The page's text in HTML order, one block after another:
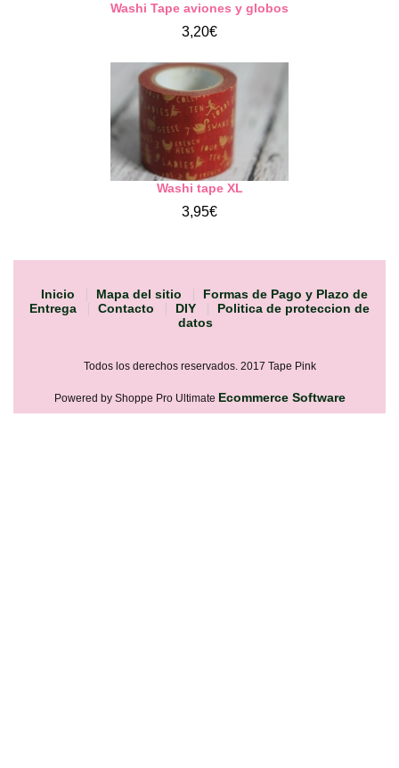
Washi Tape aviones y globos
3,20€
Washi tape XL
3,95€
Inicio Mapa del sitio
Formas de Pago y Plazo de
Entrega
Contacto DIY
Politica de proteccion de
datos
Todos los derechos reservados. 2017 Tape Pink
Powered by Shoppe Pro Ultimate Ecommerce Software